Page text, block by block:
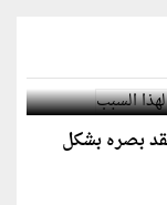
لهذا السبب
بصره بشكل